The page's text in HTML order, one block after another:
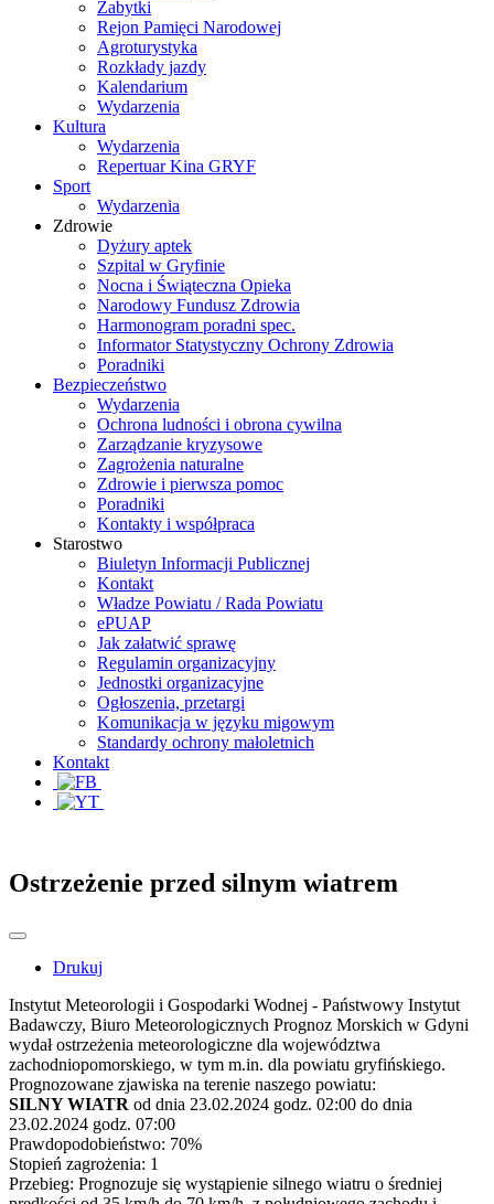
Zabytki
Rejon Pamięci Narodowej
Agroturystyka
Rozkłady jazdy
Kalendarium
Wydarzenia
Kultura
Wydarzenia
Repertuar Kina GRYF
Sport
Wydarzenia
Zdrowie
Dyżury aptek
Szpital w Gryfinie
Nocna i Świąteczna Opieka
Narodowy Fundusz Zdrowia
Harmonogram poradni spec.
Informator Statystyczny Ochrony Zdrowia
Poradniki
Bezpieczeństwo
Wydarzenia
Ochrona ludności i obrona cywilna
Zarządzanie kryzysowe
Zagrożenia naturalne
Zdrowie i pierwsza pomoc
Poradniki
Kontakty i współpraca
Starostwo
Biuletyn Informacji Publicznej
Kontakt
Władze Powiatu / Rada Powiatu
ePUAP
Jak załatwić sprawę
Regulamin organizacyjny
Jednostki organizacyjne
Ogłoszenia, przetargi
Komunikacja w języku migowym
Standardy ochrony małoletnich
Kontakt
Ostrzeżenie przed silnym wiatrem
Drukuj
Instytut Meteorologii i Gospodarki Wodnej - Państwowy Instytut
Badawczy, Biuro Meteorologicznych Prognoz Morskich w Gdyni
wydał ostrzeżenia meteorologiczne dla województwa
zachodniopomorskiego, w tym m.in. dla powiatu gryfińskiego.
Prognozowane zjawiska na terenie naszego powiatu:
SILNY WIATR od dnia 23.02.2024 godz. 02:00 do dnia
23.02.2024 godz. 07:00
Prawdopodobieństwo: 70%
Stopień zagrożenia: 1
Przebieg: Prognozuje się wystąpienie silnego wiatru o średniej